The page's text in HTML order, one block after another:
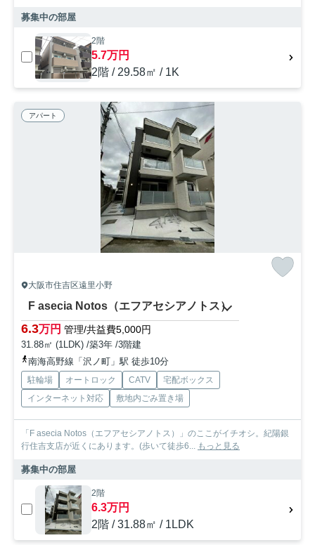
募集中の部屋
2階
5.7万円
2階 / 29.58㎡ / 1K
アパート
大阪市住吉区遠里小野
F asecia Notos（エフアセシアノトス）
6.3万円 管理/共益費5,000円
31.88㎡ (1LDK) /築3年 /3階建
南海高野線「沢ノ町」駅 徒歩10分
駐輪場 オートロック CATV
宅配ボックス
インターネット対応
敷地内ごみ置き場
「F asecia Notos（エフアセシアノトス）」のここがイチオシ。紀陽銀
行住吉支店が近くにあります。(歩いて徒歩6... もっと見る
募集中の部屋
2階
6.3万円
2階 / 31.88㎡ / 1LDK